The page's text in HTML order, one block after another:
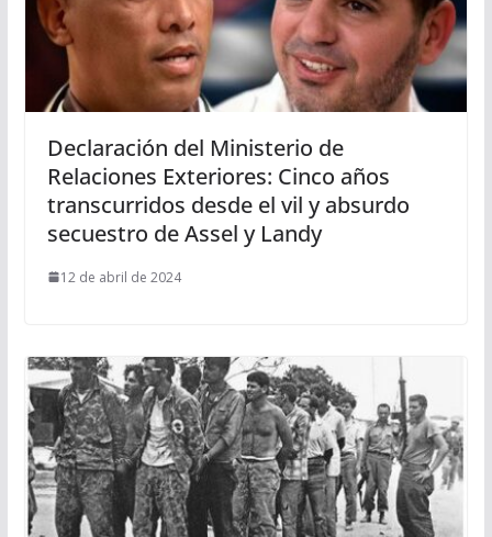
Declaración del Ministerio de
Relaciones Exteriores: Cinco años
transcurridos desde el vil y absurdo
secuestro de Assel y Landy
12 de abril de 2024